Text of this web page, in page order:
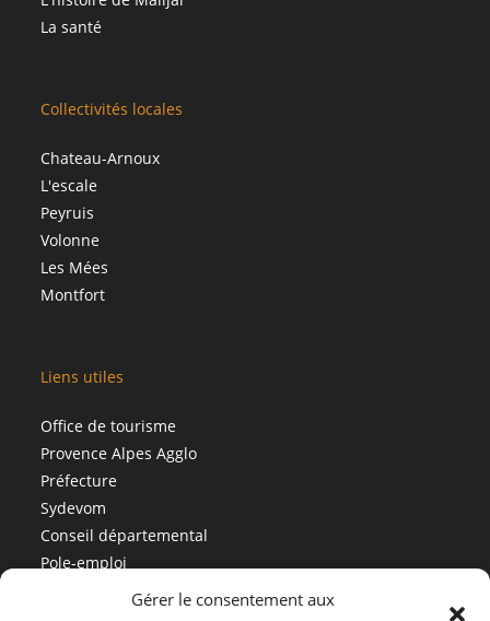
Gérer le consentement aux
La santé
Collectivités locales
Chateau-Arnoux
L'escale
Peyruis
Volonne
Les Mées
Montfort
Liens utiles
Office de tourisme
Provence Alpes Agglo
Préfecture
Sydevom
Conseil départemental
Pole-emploi